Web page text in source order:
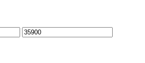
Максимальная
цена